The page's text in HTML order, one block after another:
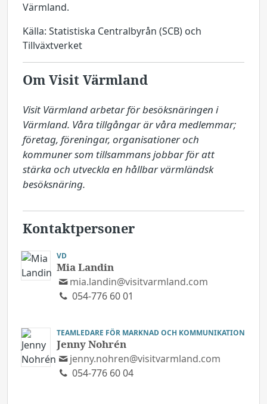
Värmland.
Källa: Statistiska Centralbyrån (SCB) och
Tillväxtverket
Om Visit Värmland
Visit Värmland arbetar för besöksnäringen i
Värmland. Våra tillgångar är våra medlemmar;
företag, föreningar, organisationer och
kommuner som tillsammans jobbar för att
stärka och utveckla en hållbar värmländsk
besöksnäring.
Kontaktpersoner
VD
Mia Landin
mia.landin@visitvarmland.com
054-776 60 01
TEAMLEDARE FÖR MARKNAD OCH KOMMUNIKATION
Jenny Nohrén
jenny.nohren@visitvarmland.com
054-776 60 04